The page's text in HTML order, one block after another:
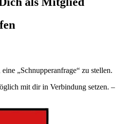
„Schnupperanfrage“ zu stellen.
mit dir in Verbindung setzen. –